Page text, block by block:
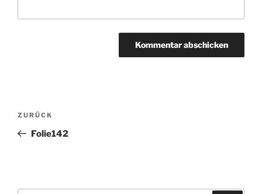
Beitragsnavigation
Vorheriger
Beitrag
ZURÜCK
Folie142